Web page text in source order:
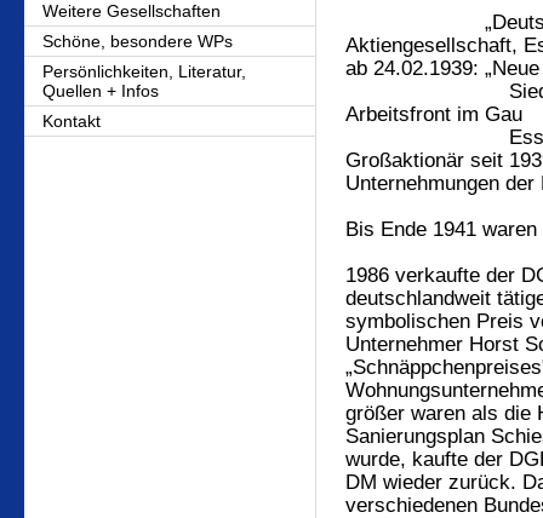
Weitere Gesellschaften
Schöne, besondere WPs
Persönlichkeiten, Literatur,
Quellen + Infos
Kontakt
„Deutscher
Aktiengesellschaft,
ab 24.02.1939:
Arbeitsfront im Gau
Essen,
Großaktionär seit
Unternehmungen
Bis Ende 1941
1986 verkaufte der
deutschlandweit
symbolischen Preis
Unternehmer Horst
größer waren als die
Sanierungsplan
wurde, kaufte der
DM wieder zurück.
verschiedenen